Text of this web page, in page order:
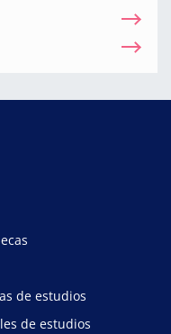
de estudios
de estudios